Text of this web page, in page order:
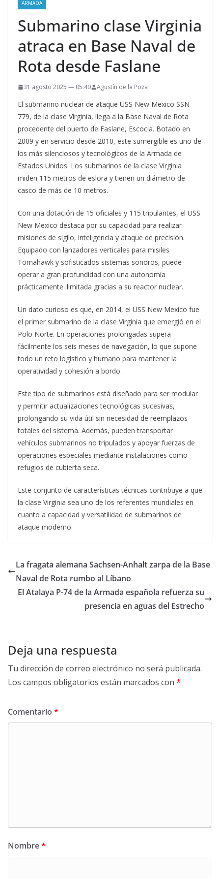
ARMADA
Submarino clase Virginia
atraca en Base Naval de
Rota desde Faslane
31 agosto 2025 — 05:40 Agustín de la Poza
El submarino nuclear de ataque USS New Mexico SSN
779, de la clase Virginia, llega a la Base Naval de Rota
procedente del puerto de Faslane, Escocia. Botado en
2009 y en servicio desde 2010, este sumergible es uno de
los más silenciosos y tecnológicos de la Armada de
Estados Unidos. Los submarinos de la clase Virginia
miden 115 metros de eslora y tienen un diámetro de
casco de más de 10 metros.
Con una dotación de 15 oficiales y 115 tripulantes, el USS
New Mexico destaca por su capacidad para realizar
misiones de sigilo, inteligencia y ataque de precisión.
Equipado con lanzadores verticales para misiles
Tomahawk y sofisticados sistemas sonoros, puede
operar a gran profundidad con una autonomía
prácticamente ilimitada gracias a su reactor nuclear.
Un dato curioso es que, en 2014, el USS New Mexico fue
el primer submarino de la clase Virginia que emergió en el
Polo Norte. En operaciones prolongadas supera
fácilmente los seis meses de navegación, lo que supone
todo un reto logístico y humano para mantener la
operatividad y cohesión a bordo.
Este tipo de submarinos está diseñado para ser modular
y permitir actualizaciones tecnológicas sucesivas,
prolongando su vida útil sin necesidad de reemplazos
totales del sistema. Además, pueden transportar
vehículos submarinos no tripulados y apoyar fuerzas de
operaciones especiales mediante instalaciones como
refugios de cubierta seca.
Este conjunto de características técnicas contribuye a que
la clase Virginia sea uno de los referentes mundiales en
cuanto a capacidad y versatilidad de submarinos de
ataque moderno.
La fragata alemana Sachsen-Anhalt zarpa de la Base
Naval de Rota rumbo al Líbano
El Atalaya P-74 de la Armada española refuerza su
presencia en aguas del Estrecho
Deja una respuesta
Tu dirección de correo electrónico no será publicada.
Los campos obligatorios están marcados con *
Comentario *
Nombre*